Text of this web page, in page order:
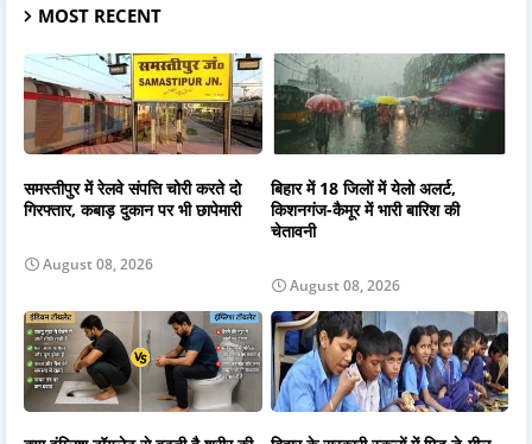
MOST RECENT
समस्तीपुर में रेलवे संपत्ति चोरी करते दो
गिरफ्तार, कबाड़ दुकान पर भी छापेमारी
August 08, 2026
बिहार में 18 जिलों में येलो अलर्ट,
किशनगंज-कैमूर में भारी बारिश की
चेतावनी
August 08, 2026